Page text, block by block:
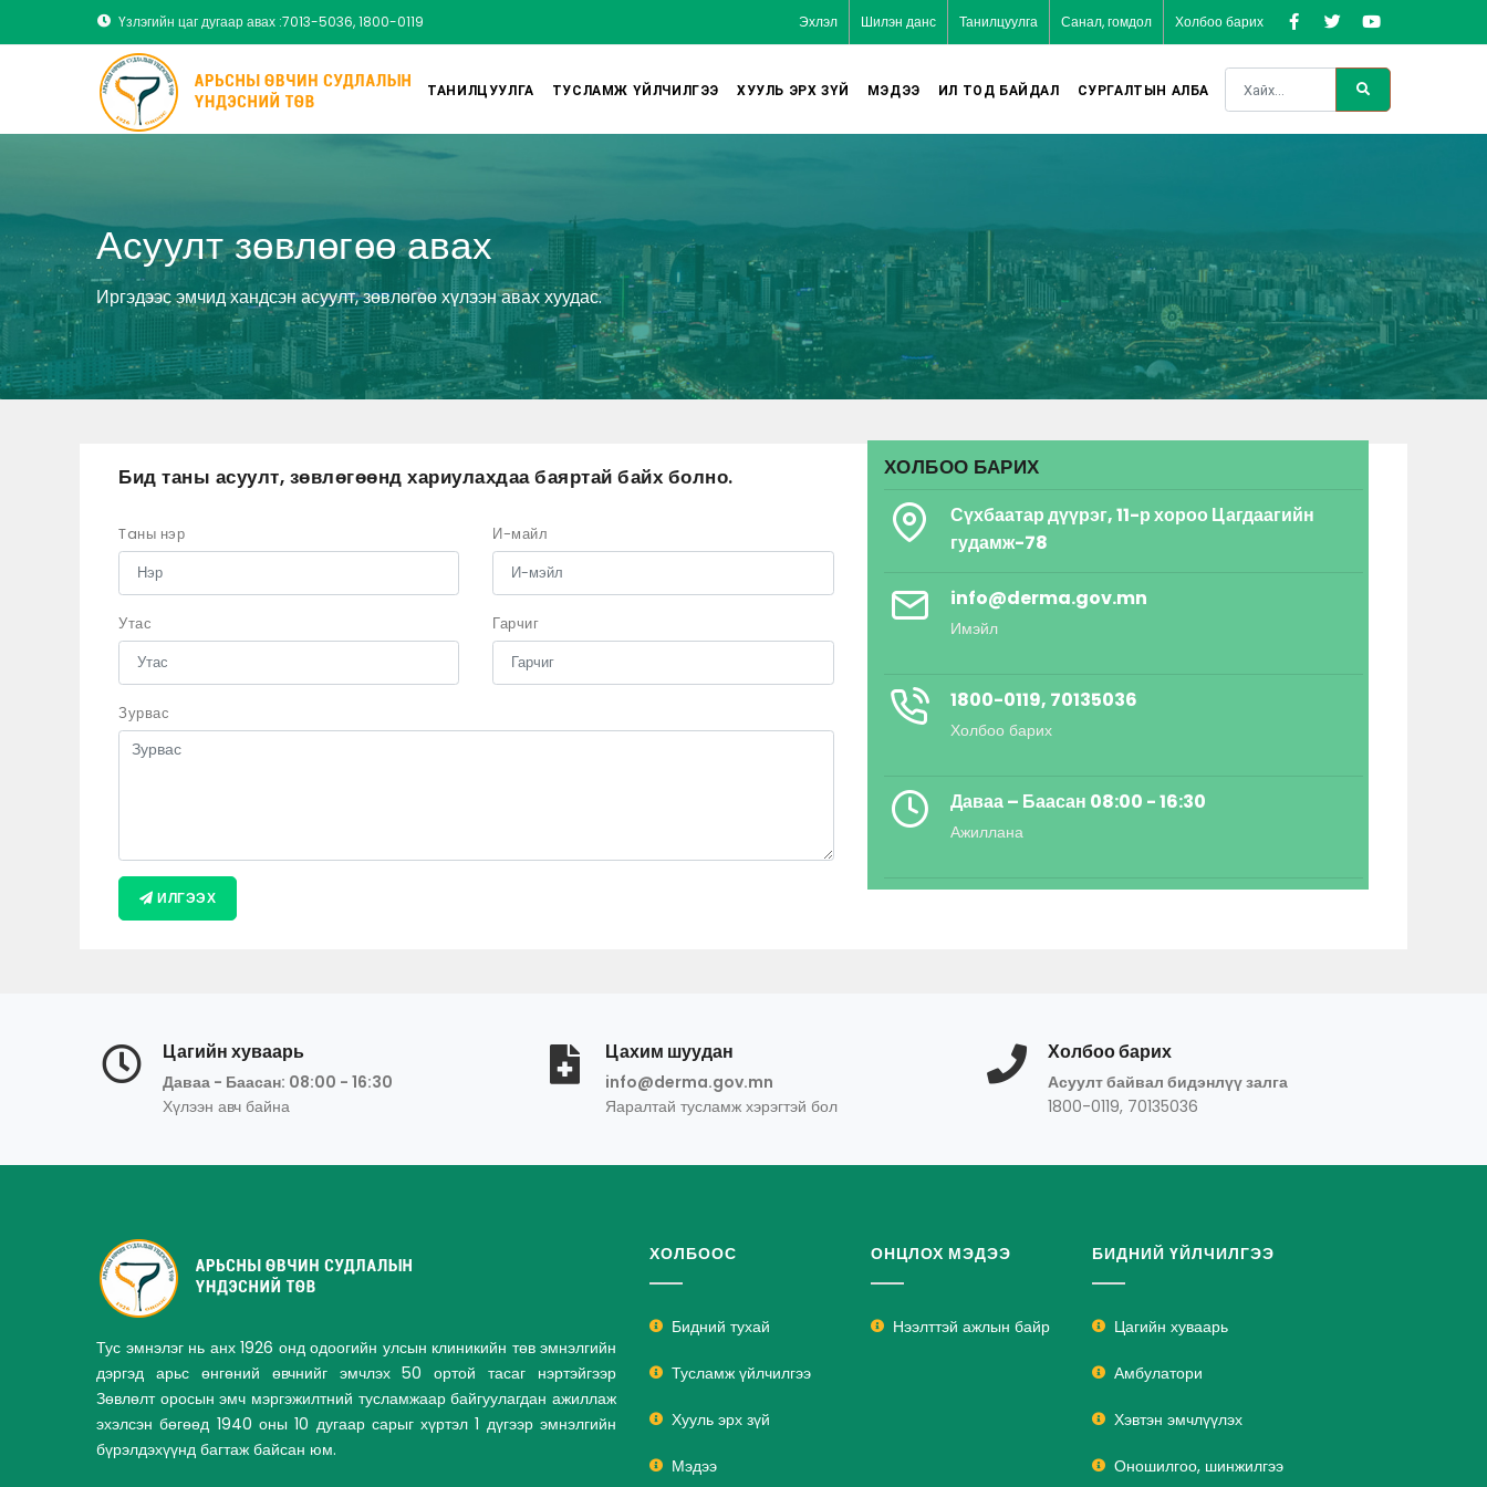
Үзлэгийн цаг дугаар авах :7013-5036, 1800-0119 Эхлэл Шилэн данс Танилцуулга Санал, гомдол Холбоо барих
ТАНИЛЦУУЛГА ТУСЛАМЖ ҮЙЛЧИЛГЭЭ ХУУЛЬ ЭРХ ЗҮЙ МЭДЭЭ ИЛ ТОД БАЙДАЛ СУРГАЛТЫН АЛБА
Асуулт зөвлөгөө авах
Иргэдээс эмчид хандсэн асуулт, зөвлөгөө хүлээн авах хуудас.
Бид таны асуулт, зөвлөгөөнд хариулахдаа баяртай байх болно.
Taны нэр И-майл
Утас Гарчиг
Зурвас
ИЛГЭЭХ
ХОЛБОО БАРИХ
Сүхбаатар дүүрэг, 11-р хороо Цагдаагийн
гудамж-78
info@derma.gov.mn
Имэйл
1800-0119, 70135036
Холбоо барих
Даваа – Баасан 08:00 - 16:30
Ажиллана
Цагийн хуваарь
Даваа - Баасан: 08:00 - 16:30
Хүлээн авч байна
Цахим шуудан
info@derma.gov.mn
Яаралтай тусламж хэрэгтэй бол
Холбоо барих
Асуулт байвал бидэнлүү залга
1800-0119, 70135036
Тус эмнэлэг нь анх 1926 онд одоогийн улсын клиникийн төв эмнэлгийн
дэргэд арьс өнгөний өвчнийг эмчлэх 50 ортой тасаг нэртэйгээр
Зөвлөлт оросын эмч мэргэжилтний тусламжаар байгуулагдан ажиллаж
эхэлсэн бөгөөд 1940 оны 10 дугаар сарыг хүртэл 1 дүгээр эмнэлгийн
бүрэлдэхүүнд багтаж байсан юм.
ХОЛБООС
Бидний тухай
Тусламж үйлчилгээ
Хууль эрх зүй
Мэдээ
ОНЦЛОХ МЭДЭЭ
Нээлттэй ажлын байр
БИДНИЙ ҮЙЛЧИЛГЭЭ
Цагийн хуваарь
Амбулатори
Хэвтэн эмчлүүлэх
Оношилгоо, шинжилгээ